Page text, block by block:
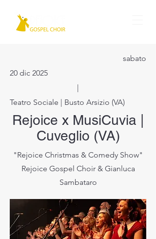
sabato
20 dic 2025
|
Teatro Sociale | Busto Arsizio (VA)
Rejoice x MusiCuvia |
Cuveglio (VA)
"Rejoice Christmas & Comedy Show"
Rejoice Gospel Choir & Gianluca
Sambataro